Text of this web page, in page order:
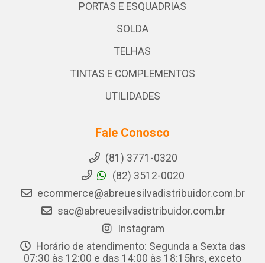
PORTAS E ESQUADRIAS
SOLDA
TELHAS
TINTAS E COMPLEMENTOS
UTILIDADES
Fale Conosco
(81) 3771-0320
(82) 3512-0020
ecommerce@abreuesilvadistribuidor.com.br
sac@abreuesilvadistribuidor.com.br
Instagram
Horário de atendimento: Segunda a Sexta das
07:30 às 12:00 e das 14:00 às 18:15hrs, exceto